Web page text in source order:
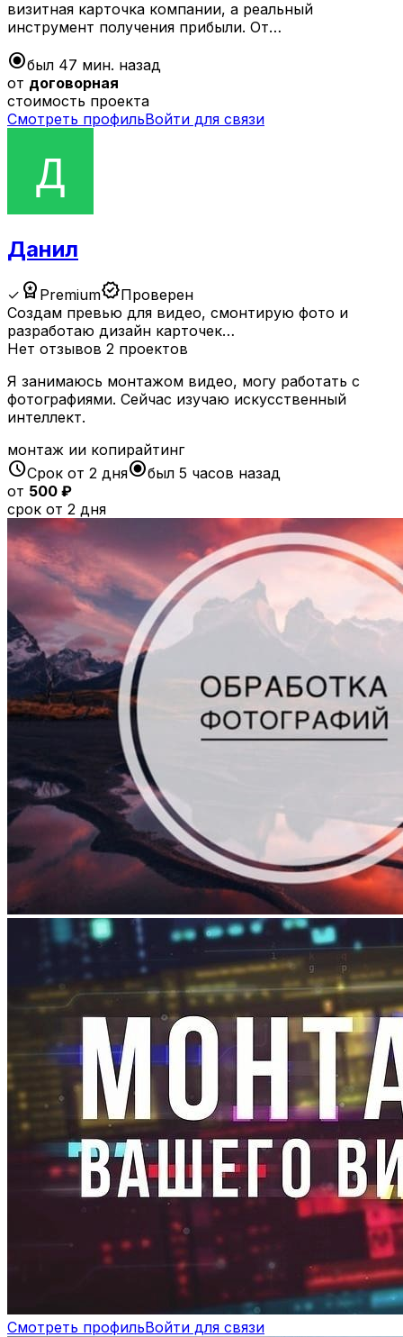
визитная карточка компании, а реальный
инструмент получения прибыли. От…
radio_button_checkedбыл 47 мин. назад
от договорная
стоимость проекта
Смотреть профильВойти для связи
Данил
✓ workspace_premium PremiumverifiedПроверен
Создам превью для видео, смонтирую фото и
разработаю дизайн карточек…
Нет отзывов 2 проектов
Я занимаюсь монтажом видео, могу работать с
фотографиями. Сейчас изучаю искусственный
интеллект.
монтаж ии копирайтинг
scheduleСрок от 2 дняradio_button_checkedбыл 5 часов назад
от 500 ₽
срок от 2 дня
Смотреть профильВойти для связи